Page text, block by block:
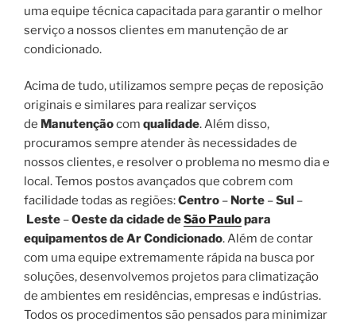
uma equipe técnica capacitada para garantir o melhor
serviço a nossos clientes em manutenção de ar
condicionado.
Acima de tudo, utilizamos sempre peças de reposição
originais e similares para realizar serviços
de Manutençãocom qualidade. Além disso,
procuramos sempre atender às necessidades de
nossos clientes, e resolver o problema no mesmo dia e
local. Temos postos avançados que cobrem com
facilidade todas as regiões:Centro – Norte –Sul –
Leste –Oeste da cidade deSão Paulopara
equipamentos de Ar Condicionado. Além de contar
com uma equipe extremamente rápida na busca por
soluções, desenvolvemos projetos para climatização
de ambientes em residências, empresas e indústrias.
Todos os procedimentos são pensados para minimizar